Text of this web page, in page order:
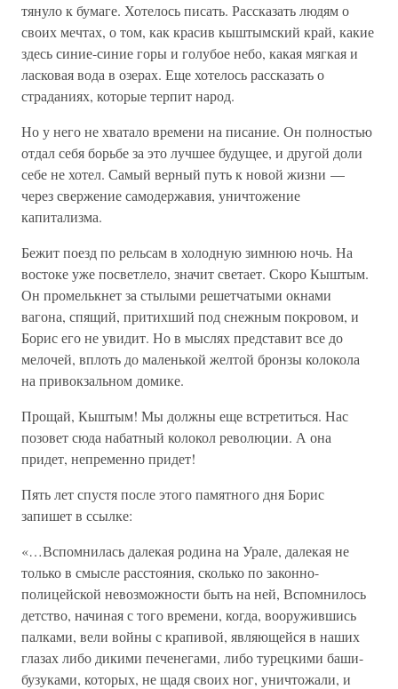
тянуло к бумаге. Хотелось писать. Рассказать людям о
своих мечтах, о том, как красив кыштымский край, какие
здесь синие-синие горы и голубое небо, какая мягкая и
ласковая вода в озерах. Еще хотелось рассказать о
страданиях, которые терпит народ.
Но у него не хватало времени на писание. Он полностью
отдал себя борьбе за это лучшее будущее, и другой доли
себе не хотел. Самый верный путь к новой жизни —
через свержение самодержавия, уничтожение
капитализма.
Бежит поезд по рельсам в холодную зимнюю ночь. На
востоке уже посветлело, значит светает. Скоро Кыштым.
Он промелькнет за стылыми решетчатыми окнами
вагона, спящий, притихший под снежным покровом, и
Борис его не увидит. Но в мыслях представит все до
мелочей, вплоть до маленькой желтой бронзы колокола
на привокзальном домике.
Прощай, Кыштым! Мы должны еще встретиться. Нас
позовет сюда набатный колокол революции. А она
придет, непременно придет!
Пять лет спустя после этого памятного дня Борис
запишет в ссылке:
«…Вспомнилась далекая родина на Урале, далекая не
только в смысле расстояния, сколько по законно-
полицейской невозможности быть на ней, Вспомнилось
детство, начиная с того времени, когда, вооружившись
палками, вели войны с крапивой, являющейся в наших
глазах либо дикими печенегами, либо турецкими баши-
бузуками, которых, не щадя своих ног, уничтожали, и